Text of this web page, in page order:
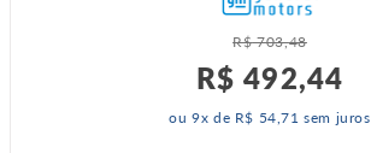
R$ 703,48
R$ 492,44
ou9x de R$ 54 ,71 sem juros